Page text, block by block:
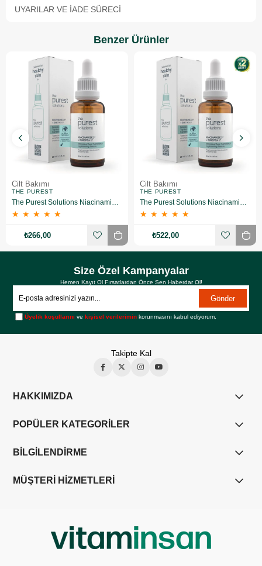
UYARILAR VE İADE SÜRECI
Benzer Ürünler
Cilt Bakımı
THE PUREST
The Purest Solutions Niacinamide 5% + Zinc Pca 1% Gözenek Sıkılaştırıcı Yüz Serumu 30 ml
★ ★ ★ ★ ★
₺266,00
Cilt Bakımı
THE PUREST
The Purest Solutions Niacinamide 5% + Zinc Pca 1% Gözenek Sıkılaştırıcı Yüz Serumu 30 ml 2 Adet
★ ★ ★ ★ ★
₺522,00
Size Özel Kampanyalar
Hemen Kayıt Ol Fırsatlardan Önce Sen Haberdar Ol!
Gönder
Üyelik koşullarını vekişisel verilerimin korunmasını kabul ediyorum.
Takipte Kal
HAKKIMIZDA
POPÜLER KATEGORİLER
BİLGİLENDİRME
MÜŞTERİ HİZMETLERİ